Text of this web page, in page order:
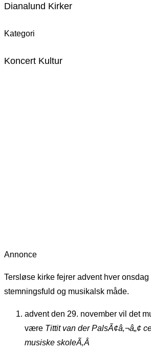
Dianalund Kirker
Kategori
Koncert Kultur
Annonce
Tersløse kirke fejrer advent hver
stemningsfuld og musikalsk måde.
advent den 29. november vil det
være Tittit van der PalsÃ¢â‚¬â„¢
musiske skoleÃ‚Â